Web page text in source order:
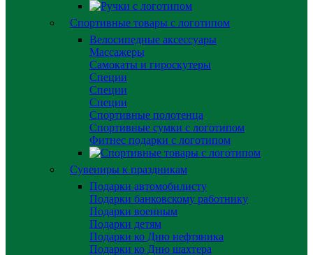
Спортивные товары с логотипом
Велосипедные аксессуары
Массажеры
Самокаты и гироскутеры
Специи
Специи
Специи
Спортивные полотенца
Спортивные сумки с логотипом
Фитнес подарки с логотипом
Сувениры к праздникам
Подарки автомобилисту
Подарки банковскому работнику
Подарки военным
Подарки детям
Подарки ко Дню нефтяника
Подарки ко Дню шахтера